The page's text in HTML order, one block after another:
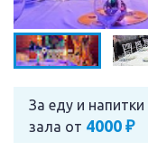
За еду и напитки
зала от 4000 ₽